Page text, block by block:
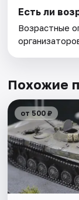
Есть ли
Возрастные
Похожие
от 500 ₽